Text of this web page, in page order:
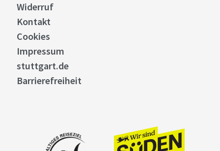
Widerruf
Kontakt
Cookies
Impressum
stuttgart.de
Barrierefreiheit